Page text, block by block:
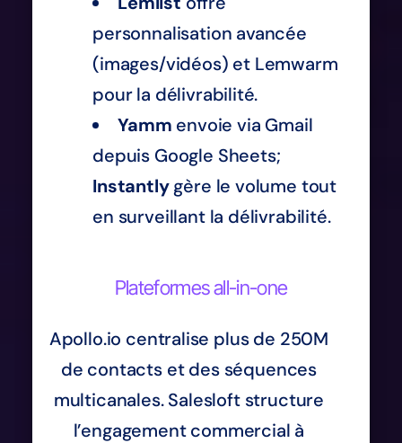
personnalisation avancée
(images/vidéos) et Lemwarm
pour la délivrabilité.
Yamm envoie via Gmail
depuis Google Sheets;
Instantlygère le volume tout
en surveillant la délivrabilité.
Plateformes all-in-one
Apollo.io centralise plus de 250M
de contacts et des séquences
multicanales. Salesloft structure
l’engagement commercial à